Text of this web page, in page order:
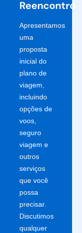
Reencontro
Apresentamos
uma
proposta
inicial do
plano de
viagem,
incluindo
opções de
voos,
seguro
viagem e
outros
serviços
que você
possa
precisar.
Discutimos
qualquer